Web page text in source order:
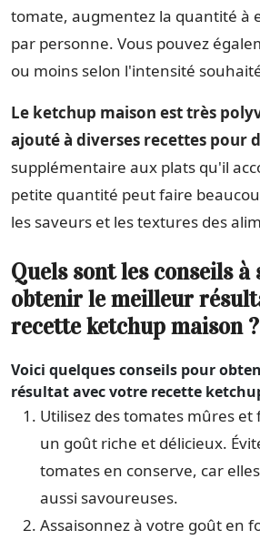
tomate, augmentez la quantité à
par personne. Vous pouvez
ou moins selon l'intensité
Le ketchup maison est très
ajouté à diverses recettes pour
supplémentaire aux plats qu'il
petite quantité peut faire
les saveurs et les textures des
Quels sont les conseils
obtenir le meilleur
recette ketchup maison ?
Voici quelques conseils pour
résultat avec votre recette
Utilisez des tomates mûres
un goût riche et délicieux.
tomates en conserve, car
aussi savoureuses.
Assaisonnez à votre goût en